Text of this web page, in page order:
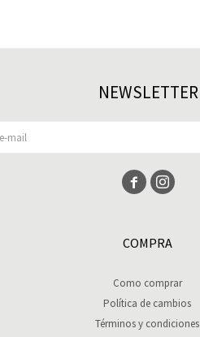
COMPRA
Como comprar
Política de cambios
Términos y condiciones
NEWSLETTER
 